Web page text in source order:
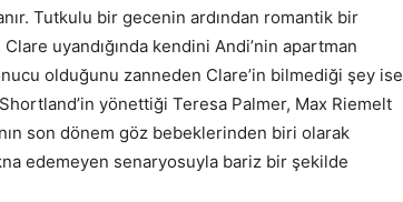
Tutkulu bir gecenin ardından romantik bir
uyandığında kendini Andi’nin apartman
olduğunu zanneden Clare’in bilmediği şey ise
yönettiği Teresa Palmer, Max Riemelt
son dönem göz bebeklerinden biri olarak
edemeyen senaryosuyla bariz bir şekilde